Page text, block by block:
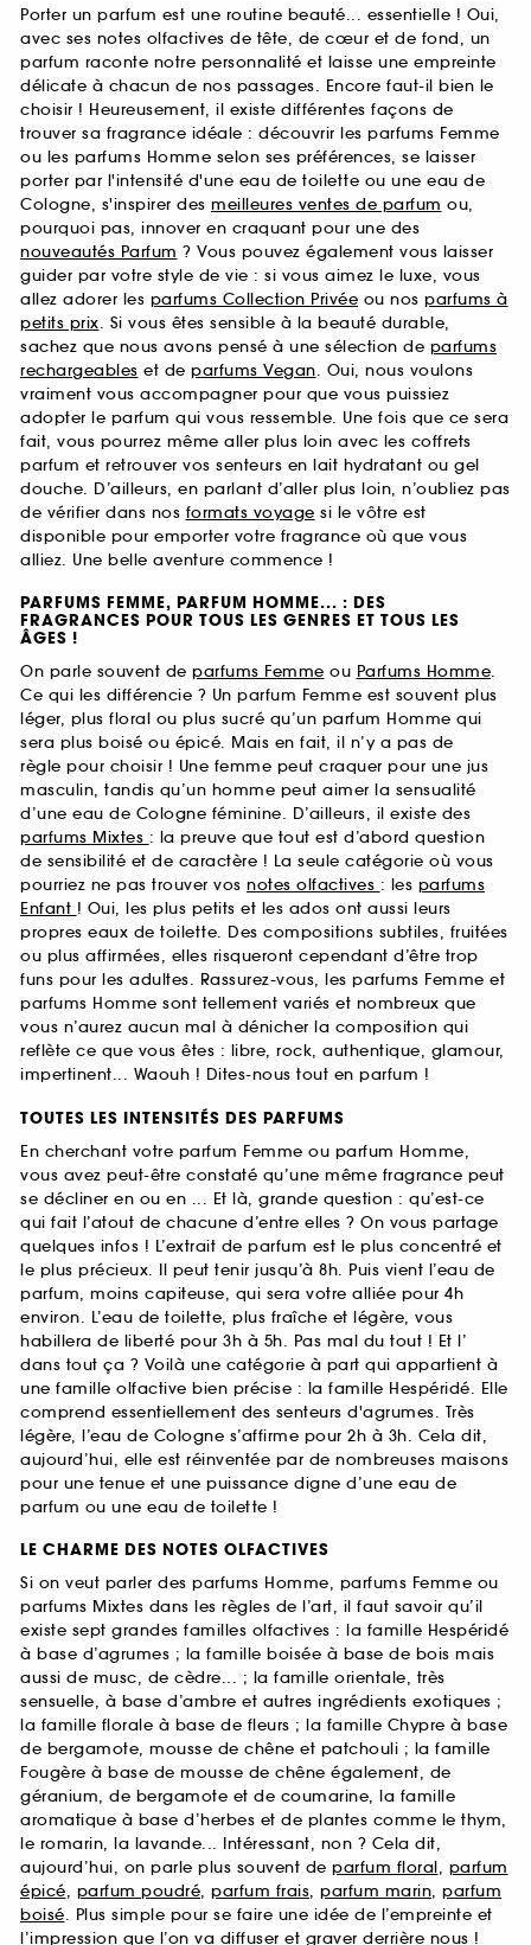
Porter un parfum est une routine beauté... essentielle ! Oui,
avec ses notes olfactives de tête, de cœur et de fond, un
parfum raconte notre personnalité et laisse une empreinte
délicate à chacun de nos passages. Encore faut-il bien le
choisir ! Heureusement, il existe différentes façons de
trouver sa fragrance idéale : découvrir les parfums Femme
ou les parfums Homme selon ses préférences, se laisser
porter par l'intensité d'une eau de toilette ou une eau de
Cologne, s'inspirer des meilleures ventes de parfum ou,
pourquoi pas, innover en craquant pour une des
nouveautés Parfum ? Vous pouvez également vous laisser
guider par votre style de vie : si vous aimez le luxe, vous
allez adorer les parfums Collection Privée ou nos parfums à
petits prix. Si vous êtes sensible à la beauté durable,
sachez que nous avons pensé à une sélection de parfums
rechargeables et de parfums Vegan. Oui, nous voulons
vraiment vous accompagner pour que vous puissiez
adopter le parfum qui vous ressemble. Une fois que ce sera
fait, vous pourrez même aller plus loin avec les coffrets
parfum et retrouver vos senteurs en lait hydratant ou gel
douche. D’ailleurs, en parlant d’aller plus loin, n’oubliez pas
de vérifier dans nos formats voyage si le vôtre est
disponible pour emporter votre fragrance où que vous
alliez. Une belle aventure commence !
PARFUMS FEMME, PARFUM HOMME... : DES
FRAGRANCES POUR TOUS LES GENRES ET TOUS LES
ÂGES !
On parle souvent de parfums Femme ou Parfums Homme.
Ce qui les différencie ? Un parfum Femme est souvent plus
léger, plus floral ou plus sucré qu’un parfum Homme qui
sera plus boisé ou épicé. Mais en fait, il n’y a pas de
règle pour choisir ! Une femme peut craquer pour une jus
masculin, tandis qu’un homme peut aimer la sensualité
d’une eau de Cologne féminine. D’ailleurs, il existe des
parfums Mixtes : la preuve que tout est d’abord question
de sensibilité et de caractère ! La seule catégorie où vous
pourriez ne pas trouver vos notes olfactives : les parfums
Enfant ! Oui, les plus petits et les ados ont aussi leurs
propres eaux de toilette. Des compositions subtiles, fruitées
ou plus affirmées, elles risqueront cependant d’être trop
funs pour les adultes. Rassurez-vous, les parfums Femme et
parfums Homme sont tellement variés et nombreux que
vous n’aurez aucun mal à dénicher la composition qui
reflète ce que vous êtes : libre, rock, authentique, glamour,
impertinent... Waouh ! Dites-nous tout en parfum !
TOUTES LES INTENSITÉS DES PARFUMS
En cherchant votre parfum Femme ou parfum Homme,
vous avez peut-être constaté qu’une même fragrance peut
se décliner en ou en ... Et là, grande question : qu’est-ce
qui fait l’atout de chacune d’entre elles ? On vous partage
quelques infos ! L’extrait de parfum est le plus concentré et
le plus précieux. Il peut tenir jusqu’à 8h. Puis vient l’eau de
parfum, moins capiteuse, qui sera votre alliée pour 4h
environ. L’eau de toilette, plus fraîche et légère, vous
habillera de liberté pour 3h à 5h. Pas mal du tout ! Et l’
dans tout ça ? Voilà une catégorie à part qui appartient à
une famille olfactive bien précise : la famille Hespéridé. Elle
comprend essentiellement des senteurs d'agrumes. Très
légère, l’eau de Cologne s’affirme pour 2h à 3h. Cela dit,
aujourd’hui, elle est réinventée par de nombreuses maisons
pour une tenue et une puissance digne d’une eau de
parfum ou une eau de toilette !
LE CHARME DES NOTES OLFACTIVES
Si on veut parler des parfums Homme, parfums Femme ou
parfums Mixtes dans les règles de l’art, il faut savoir qu’il
existe sept grandes familles olfactives : la famille Hespéridé
à base d’agrumes ; la famille boisée à base de bois mais
aussi de musc, de cèdre... ; la famille orientale, très
sensuelle, à base d’ambre et autres ingrédients exotiques ;
la famille florale à base de fleurs ; la famille Chypre à base
de bergamote, mousse de chêne et patchouli ; la famille
Fougère à base de mousse de chêne également, de
géranium, de bergamote et de coumarine, la famille
aromatique à base d’herbes et de plantes comme le thym,
le romarin, la lavande... Intéressant, non ? Cela dit,
aujourd’hui, on parle plus souvent de parfum floral, parfum
épicé, parfum poudré, parfum frais, parfum marin, parfum
boisé. Plus simple pour se faire une idée de l’empreinte et
l’impression que l’on va diffuser et graver derrière nous !